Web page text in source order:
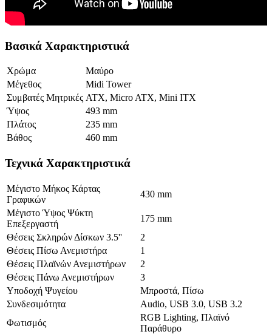
Βασικά Χαρακτηριστικά
Χρώμα
Μαύρο
Μέγεθος
Midi Tower
Συμβατές Μητρικές ATX, Micro ATX, Mini ITX
Ύψος
493 mm
Πλάτος
235 mm
Βάθος
460 mm
Τεχνικά Χαρακτηριστικά
Μέγιστο Μήκος Κάρτας
Γραφικών
430 mm
Μέγιστο Ύψος Ψύκτη
Επεξεργαστή
175 mm
Θέσεις Σκληρών Δίσκων 3.5''
2
Θέσεις Πίσω Ανεμιστήρα
1
Θέσεις Πλαϊνών Ανεμιστήρων
2
Θέσεις Πάνω Ανεμιστήρων
3
Υποδοχή Ψυγείου
Μπροστά, Πίσω
Συνδεσιμότητα
Audio, USB 3.0, USB 3.2
Φωτισμός
RGB Lighting, Πλαϊνό
Παράθυρο